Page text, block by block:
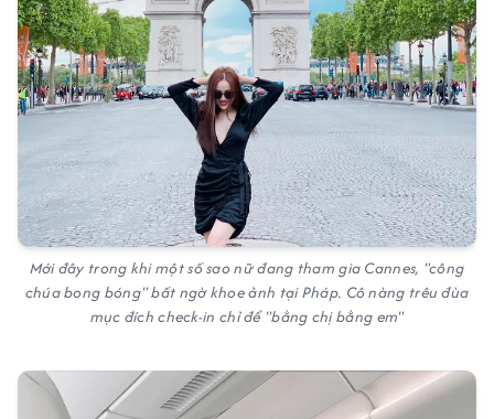
Mới đây trong khi một số sao nữ đang tham gia Cannes, "công
chúa bong bóng" bất ngờ khoe ảnh tại Pháp. Cô nàng trêu đùa
mục đích check-in chỉ để "bằng chị bằng em"